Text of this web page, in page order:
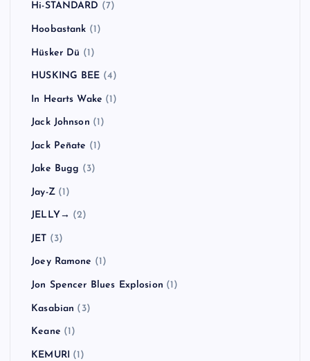
Hi-STANDARD (7)
Hoobastank (1)
Hüsker Dü (1)
HUSKING BEE (4)
In Hearts Wake (1)
Jack Johnson (1)
Jack Peñate (1)
Jake Bugg (3)
Jay-Z(1)
JELLY→ (2)
JET (3)
Joey Ramone (1)
Jon Spencer Blues Explosion (1)
Kasabian (3)
Keane (1)
KEMURI (1)